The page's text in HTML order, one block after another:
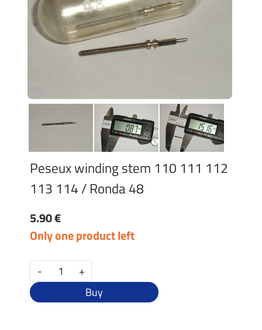
Peseux winding stem 110 111 112
113 114 / Ronda 48
5.90 €
Only one product left
-
+
Buy